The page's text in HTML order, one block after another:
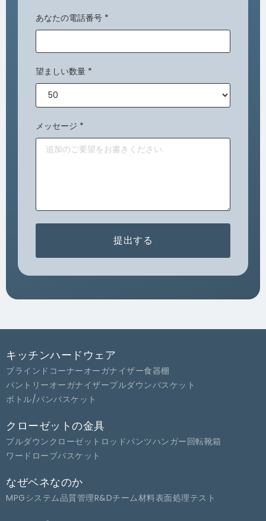
あなたの電話番号 *
望ましい数量 *
メッセージ *
提出する
キッチンハードウェア
ブラインドコーナーオーガナイザー食器棚
パントリーオーガナイザープルダウンバスケット
ボトル/パンバスケット
クローゼットの金具
プルダウンクローゼットロッドパンツハンガー回転靴箱
ワードローブバスケット
なぜベネなのか
MPGシステム品質管理R&Dチーム材料表面処理テスト